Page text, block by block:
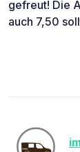
gefreut! Die
auch 7,50